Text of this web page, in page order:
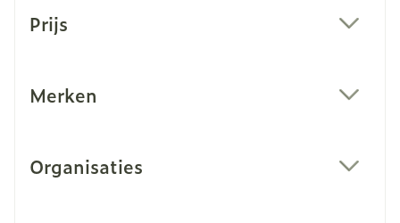
Prijs
Merken
Organisaties